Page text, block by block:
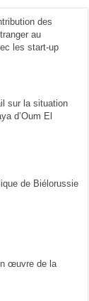
des
au
les start-up
sur la situation
d’Oum El
de Biélorussie
œuvre de la